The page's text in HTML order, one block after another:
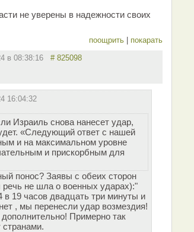
не уверены в надежности своих
поощрить покарать
в 08:38:16 # 825098
16:04:32
Израиль снова нанесет удар,
«Следующий ответ с нашей
и на максимальном уровне
и прискорбным для
понос? Заявы с обеих сторон
не шла о военных ударах):"
19 часов двадцать три минуты и
, мы перенесли удар возмездия!
Примерно так
странами.